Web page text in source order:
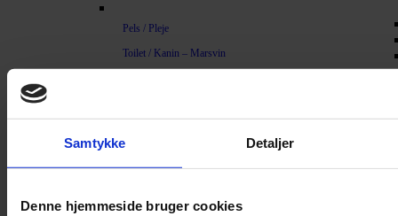
Samtykke Detaljer
Denne hjemmeside bruger cookies
Pels / Pleje
Toilet / Kanin – Marsvin
Bure
Hamsterbur